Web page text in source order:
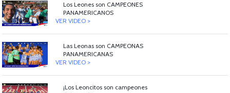
Los Leones son CAMPEONES
PANAMERICANOS
VER VIDEO >
Las Leonas son CAMPEONAS
PANAMERICANAS
VER VIDEO >
¡Los Leoncitos son campeones